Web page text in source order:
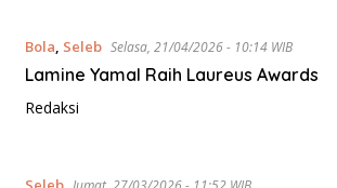
Bola Seleb Selasa, 21/04/2026 - 10:14 WIB
Lamine Yamal Raih Laureus Awards
Redaksi